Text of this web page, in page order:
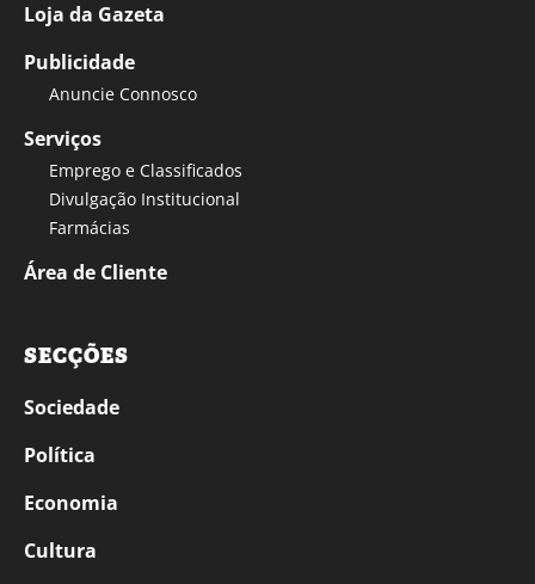
Loja da Gazeta
Publicidade
Anuncie Connosco
Serviços
Emprego e Classificados
Divulgação Institucional
Farmácias
Área de Cliente
SECÇÕES
Sociedade
Política
Economia
Cultura